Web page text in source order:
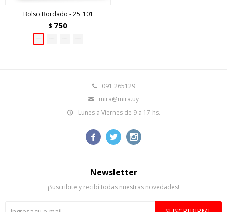
Bolso Bordado - 25_101
$ 750
091 265129
mira@mira.uy
Lunes a Viernes de 9 a 17 hs.
  
Newsletter
¡Suscribite y recibí todas nuestras novedades!